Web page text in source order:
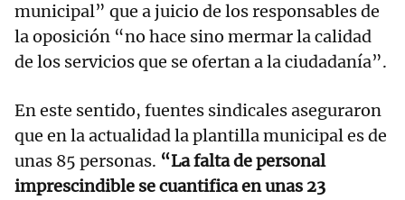
municipal” que a juicio de los responsables de
la oposición “no hace sino mermar la calidad
de los servicios que se ofertan a la ciudadanía”.
En este sentido, fuentes sindicales aseguraron
que en la actualidad la plantilla municipal es de
unas 85 personas. “La falta de personal
imprescindible se cuantifica en unas 23